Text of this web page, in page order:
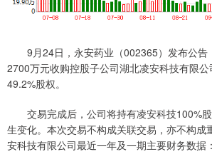
9月24日，永安药业（002365）发布公告
2700万元收购控股子公司湖北凌安科技有限
49.2%股权。
交易完成后，公司将持有凌安科技100%
生变化。本次交易不构成关联交易，亦不构成
安科技有限公司最近一年及一期主要财务数据：